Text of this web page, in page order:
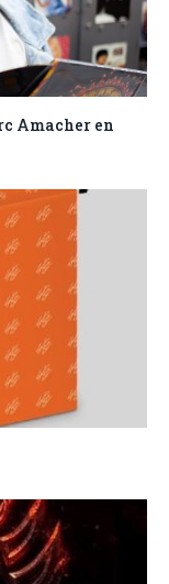
Amacher en